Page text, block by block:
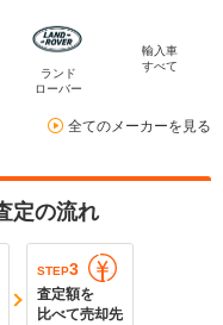
ランド
ローバー
輸入車
すべて
全てのメーカーを見る
定の流れ
STEP3
査定額を
比べて売却先